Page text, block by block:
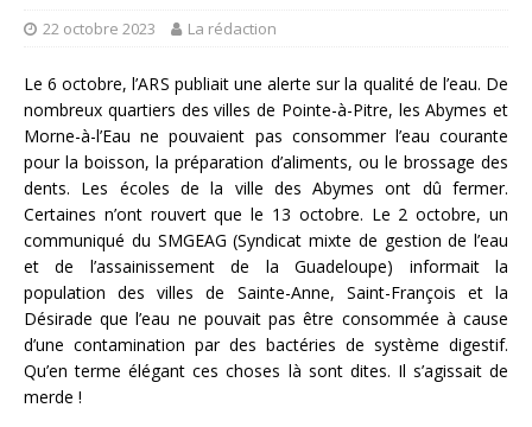
22 octobre 2023 La rédaction
Le 6 octobre, l’ARS publiait une alerte sur la qualité de l’eau. De
nombreux quartiers des villes de Pointe-à-Pitre, les Abymes et
Morne-à-l’Eau ne pouvaient pas consommer l’eau courante
pour la boisson, la préparation d’aliments, ou le brossage des
dents. Les écoles de la ville des Abymes ont dû fermer.
Certaines n’ont rouvert que le 13 octobre. Le 2 octobre, un
communiqué du SMGEAG (Syndicat mixte de gestion de l’eau
et de l’assainissement de la Guadeloupe) informait la
population des villes de Sainte-Anne, Saint-François et la
Désirade que l’eau ne pouvait pas être consommée à cause
d’une contamination par des bactéries de système digestif.
Qu’en terme élégant ces choses là sont dites. Il s’agissait de
merde !